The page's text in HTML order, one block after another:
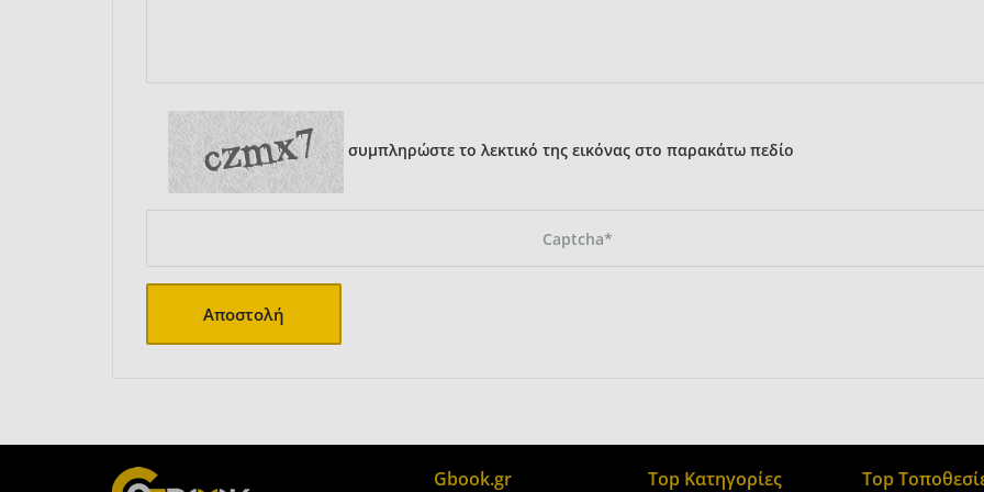
συμπληρώστε το λεκτικό της εικόνας στο παρακάτω πεδίο
Αποστολή
Gbook.gr Top Κατηγορίες Top